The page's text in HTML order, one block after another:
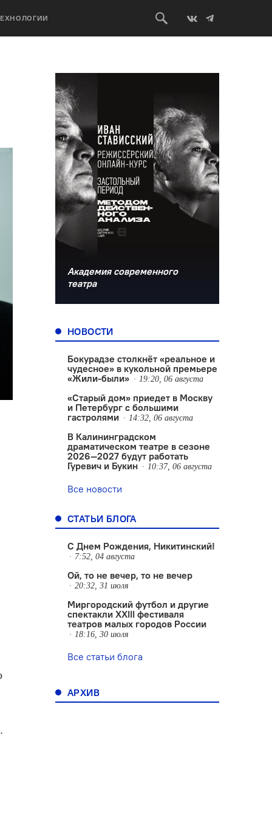
Академия современного
театра
НОВОСТИ
Бокурадзе столкнëт «реальное и
чудесное» в кукольной премьере
«Жили-были»
19:20, 06 августа
«Старый дом» приедет в Москву
и Петербург с большими
гастролями
14:32, 06 августа
В Калининградском
драматическом театре в сезоне
2026—2027 будут работать
Гуревич и Букин
10:37, 06 августа
Все новости
СТАТЬИ БЛОГА
С Днем Рождения, Никитинский!
7:52, 04 августа
Ой, то не вечер, то не вечер
20:32, 31 июля
Миргородский футбол и другие
спектакли XXIII фестиваля
театров малых городов России
18:16, 30 июля
Все статьи блога
АРХИВ